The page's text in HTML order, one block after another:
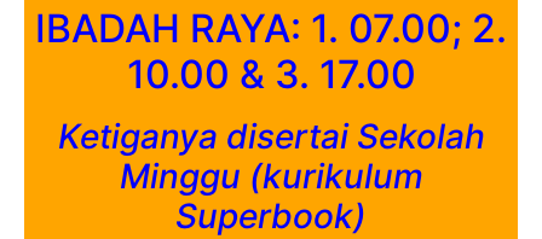
IBADAH RAYA: 1. 07.00; 2.
10.00 & 3. 17.00
Ketiganya disertai Sekolah
Minggu (kurikulum
Superbook)